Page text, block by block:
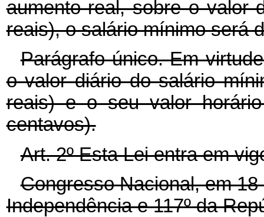
aumento real, sobre o valor
reais), o salário mínimo será
Parágrafo único. Em
o valor diário do salário
reais) e o seu valor
centavos).
Art. 2º Esta Lei entra em
Congresso Nacional, em
Independência e 117º da